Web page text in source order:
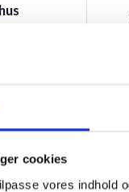
cookies
vores indhold